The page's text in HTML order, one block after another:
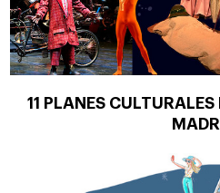
11 PLANES